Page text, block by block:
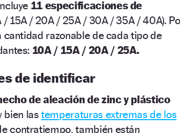
11 especificaciones de
/ 15A / 20A / 25A / 30A / 35A / 40A).
razonable de cada tipo de
10A / 15A / 20A / 25A.
de identificar
de aleación de zinc y plástico
bien lastemperaturas extremas de los
contratiempo, también están